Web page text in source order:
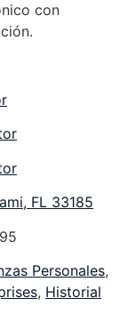
con
FL 33185
Personales,
, Historial